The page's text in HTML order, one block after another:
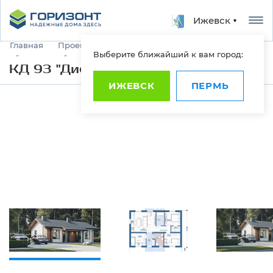
Ижевск
Выберите ближайший к вам город:
ИЖЕВСК ПЕРМЬ
Главная Проекты домов
КД 93 "Дионис"